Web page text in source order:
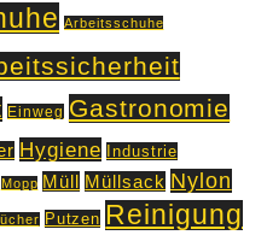
Arbeitsschuhe
Einweg Gastronomie
Hygiene Industrie
Mopp Müll Müllsack Nylon
Putzen Reinigung